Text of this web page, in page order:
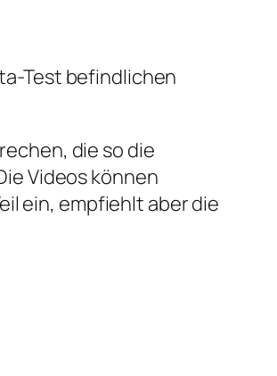
Test befindlichen
die so die
Videos können
ein, empfiehlt aber die